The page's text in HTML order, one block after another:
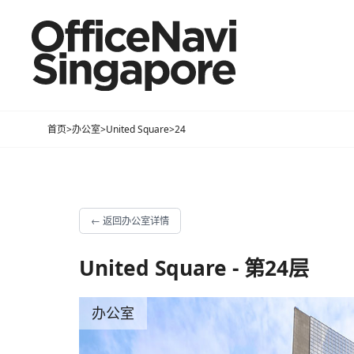
首页>办公室>United Square>24
← 返回办公室详情
United Square - 第24层
办公室